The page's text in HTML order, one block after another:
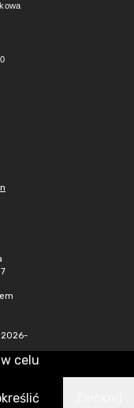
2026-
celu